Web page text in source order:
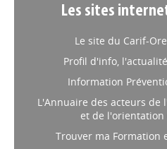
Les sites
Le site du Carif-
Profil d'info,
Information
L'Annuaire des acteurs de
et de
Trouver ma Formation